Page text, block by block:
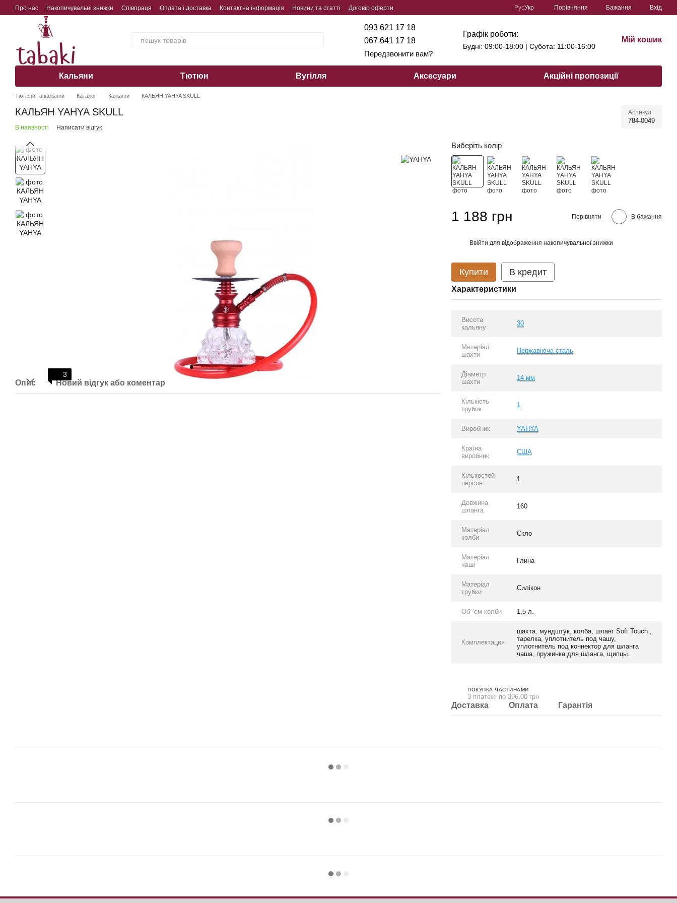
Перейти до основного контенту
Про нас Накопичувальні знижки Співпраця Оплата і доставка Контактна інформація Новини та статті
Договір оферти
Обмін, повернення, гарантія
РусУкр Порівняння Бажання Вхід
093 621 17 18
067 641 17 18
Передзвонити вам?
Графік роботи:
Будні: 09:00-18:00 | Субота: 11:00-16:00
Мій кошик
Кальяни Тютюн Вугілля Аксесуари Акційні пропозиції
Тютюни та кальяни Каталог Кальяни КАЛЬЯН YAHYA SKULL
КАЛЬЯН YAHYA SKULL Артикул
784-0049
В наявності Написати відгук
3
Опис Новий відгук або коментар
Виберіть колір
1 188 грн Порівняти В бажання
Ввійти для відображення накопичувальної знижки
Купити В кредит
Характеристики
Висота
кальяну
30
Матеріал
шахти
Нержавіюча сталь
Діаметр
шахти
14 мм
Кількість
трубок
1
Виробник YAHYA
Країна
виробник
США
Кількостей
персон
1
Довжина
шланга
160
Матеріал
колби
Скло
Матеріал
чаші
Глина
Матеріал
трубки
Силікон
Об `єм колби 1,5 л.
Комплектация
шахта, мундштук, колба, шланг Soft Touch ,
тарелка, уплотнитель под чашу,
уплотнитель под коннектор для шланга
чаша, пружинка для шланга, щипцы.
ПОКУПКА ЧАСТИНАМИ
3 платежі по 396.00 грн
Доставка Оплата Гарантія